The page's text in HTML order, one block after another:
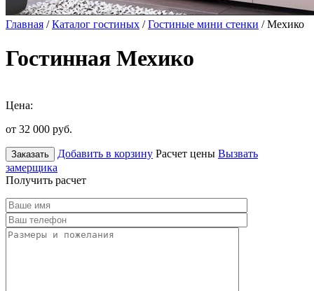
Главная /Каталог гостиных /Гостиные мини стенки / Мехико
Гостинная Мехико
Цена:
от 32 000 руб.
Заказать Добавить в корзину Расчет цены Вызвать
замерщика
Получить расчет